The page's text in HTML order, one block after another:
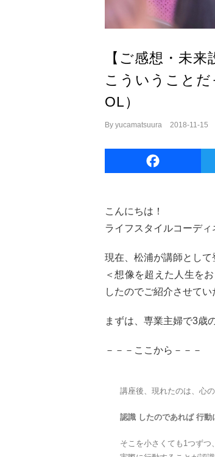
【ご感想・未
こういうことだ
OL）
By yucamatsuura 2018-11-15
こんにちは！
ライフスタイルコーディ
現在、松浦が講師として
＜想像を超えた人生を
したのでご紹介させてい
まずは、専業主婦で3歳
－－－ここから－－－
講座後、現れたのは、心
認識 したのであれば 行動
そこを小さくても1つずつ、